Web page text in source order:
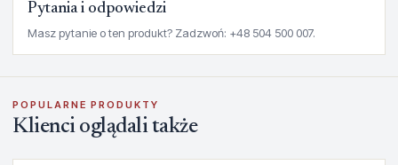
Pytania i odpowiedzi
Masz pytanie o ten produkt? Zadzwoń: +48 504 500 007.
POPULARNE PRODUKTY
Klienci oglądali także